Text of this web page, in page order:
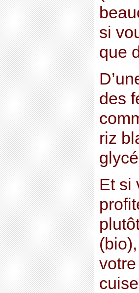
si
que
des
riz
Et si